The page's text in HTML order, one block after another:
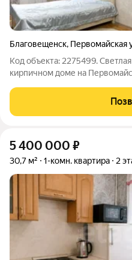
Благовещенск, Первомайская
Код объекта: 2275499.
кирпичном доме на Первомайской, 36 тихо во
делают пространство
Комната и кухня изолированы,
5 400 000 ₽
30,7 м² 1-комн. квартира 2